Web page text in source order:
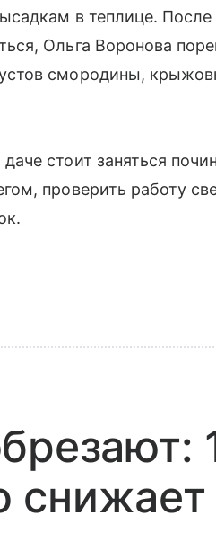
в теплице. После
Ольга Воронова
смородины,
стоит заняться
проверить работу
снижает